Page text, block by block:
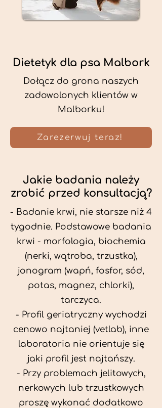
Dietetyk dla psa Malbork
Dołącz do grona naszych
zadowolonych klientów w
Malborku!
Zarezerwuj teraz!
Jakie badania należy
zrobić przed konsultacją?
- Badanie krwi, nie starsze niż 4
tygodnie. Podstawowe badania
krwi - morfologia, biochemia
(nerki, wątroba, trzustka),
jonogram (wapń, fosfor, sód,
potas, magnez, chlorki),
tarczyca.
- Profil geriatryczny wychodzi
cenowo najtaniej (vetlab), inne
laboratoria nie orientuje się
jaki profil jest najtańszy.
- Przy problemach jelitowych,
nerkowych lub trzustkowych
proszę wykonać dodatkowo